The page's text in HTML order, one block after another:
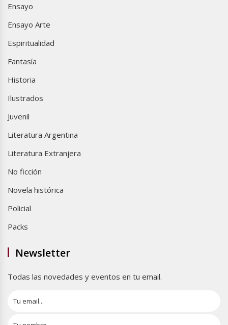
Ensayo
Ensayo Arte
Espiritualidad
Fantasía
Historia
Ilustrados
Juvenil
Literatura Argentina
Literatura Extranjera
No ficción
Novela histórica
Policial
Packs
Newsletter
Todas las novedades y eventos en tu email.